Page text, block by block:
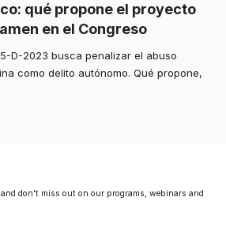
qué propone el proyecto
en el Congreso
D-2023 busca penalizar el abuso
como delito autónomo. Qué propone,
don't miss out on our programs, webinars and